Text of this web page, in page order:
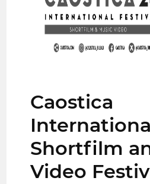
Caostica
Shortfilm
Video